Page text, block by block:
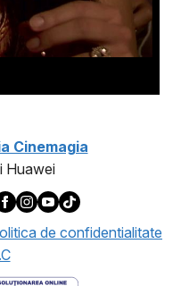
Cinemagia
Huawei
de confidentialitate